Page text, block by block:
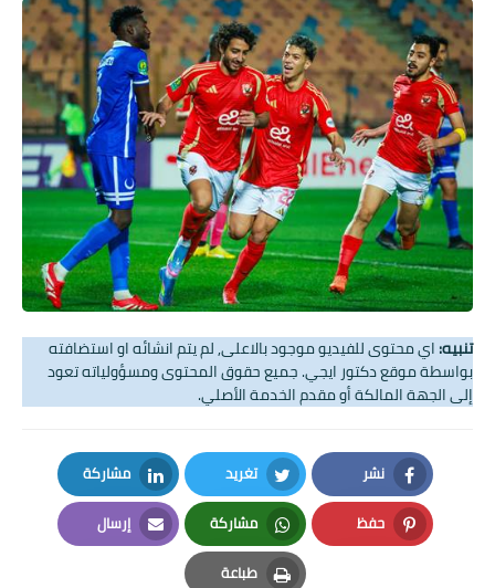
تنبيه:اي محتوى للفيديو موجود بالاعلى, لم يتم انشائه او استضافته
بواسطة موقع دكتور ايجي. جميع حقوق المحتوى ومسؤولياته تعود
إلى الجهة المالكة أو مقدم الخدمة الأصلي.
نشر
Facebook
تغريد
Twitter
مشاركة
LinkedIn
حفظ
Pinterest
مشاركة
Whatsapp
إرسال
Email
طباعة